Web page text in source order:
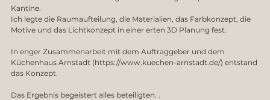
Kantine.
Ich legte die Raumaufteilung, die Materialien, das Farbkonzept, die
Motive und das Lichtkonzept in einer erten 3D Planung fest.
In enger Zusammenarbeit mit dem Auftraggeber und dem
Küchenhaus Arnstadt (https://www.kuechen-arnstadt.de/) entstand
das Konzept.
Das Ergebnis begeistert alles beteiligten. .